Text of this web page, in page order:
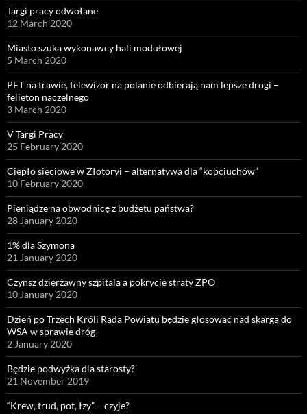
Targi pracy odwołane
12 March 2020
Miasto szuka wykonawcy hali modułowej
5 March 2020
PET na trawie, telewizor na polanie odbierają nam lepsze drogi –
felieton naczelnego
3 March 2020
V Targi Pracy
25 February 2020
Ciepło sieciowe w Złotoryi – alternatywa dla “kopciuchów”
10 February 2020
Pieniądze na obwodnicę z budżetu państwa?
28 January 2020
1% dla Szymona
21 January 2020
Czynsz dzierżawny szpitala a pokrycie straty ZPO
10 January 2020
Dzień po Trzech Króli Rada Powiatu będzie głosować nad skargą do
WSA w sprawie dróg
2 January 2020
Będzie podwyżka dla starosty?
21 November 2019
“Krew, trud, pot, łzy” – czyje?